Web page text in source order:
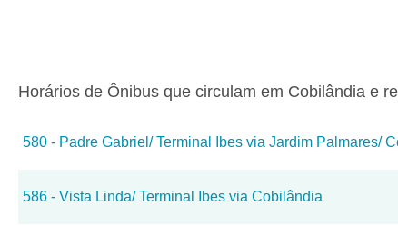
Horários de Ônibus que circulam em Cobilândia e
580 - Padre Gabriel/ Terminal Ibes via Jardim Palmares/
586 - Vista Linda/ Terminal Ibes via Cobilândia